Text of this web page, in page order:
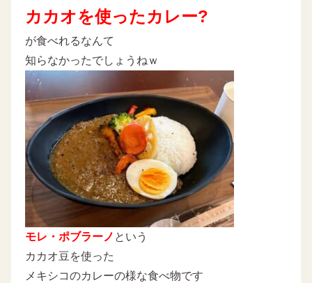
カカオを使ったカレー?
が食べれるなんて
知らなかったでしょうねｗ
モレ・ポブラーノ という
カカオ豆を使った
メキシコのカレーの様な食べ物です